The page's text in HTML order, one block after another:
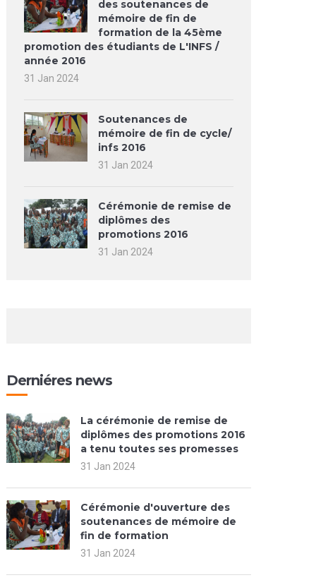
des soutenances de
mémoire de fin de
formation de la 45ème
promotion des étudiants de L'INFS /
année 2016
31 Jan 2024
Soutenances de
mémoire de fin de cycle/
infs 2016
31 Jan 2024
Cérémonie de remise de
diplômes des
promotions 2016
31 Jan 2024
Derniéres news
La cérémonie de remise de
diplômes des promotions 2016
a tenu toutes ses promesses
31 Jan 2024
Cérémonie d'ouverture des
soutenances de mémoire de
fin de formation
31 Jan 2024